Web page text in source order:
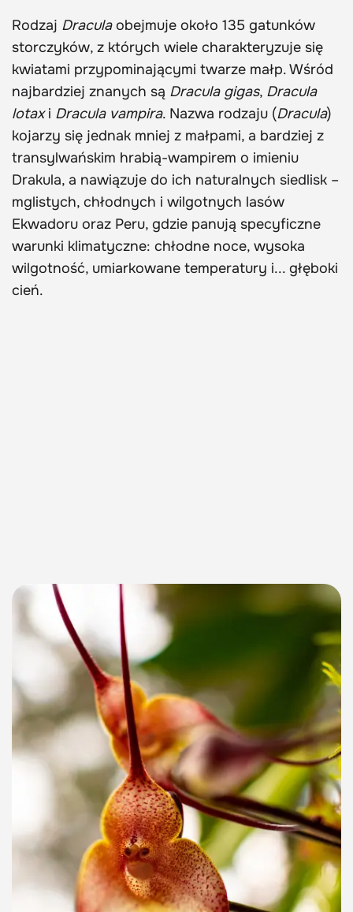
Rodzaj Draculaobejmuje około 135 gatunków
storczyków, z których wiele charakteryzuje się
kwiatami przypominającymi twarze małp. Wśród
najbardziej znanych są Dracula gigas, Dracula
lotaxi Dracula vampira. Nazwa rodzaju (Dracula)
kojarzy się jednak mniej z małpami, a bardziej z
transylwańskim hrabią-wampirem o imieniu
Drakula, a nawiązuje do ich naturalnych siedlisk –
mglistych, chłodnych i wilgotnych lasów
Ekwadoru oraz Peru, gdzie panują specyficzne
warunki klimatyczne: chłodne noce, wysoka
wilgotność, umiarkowane temperatury i... głęboki
cień.